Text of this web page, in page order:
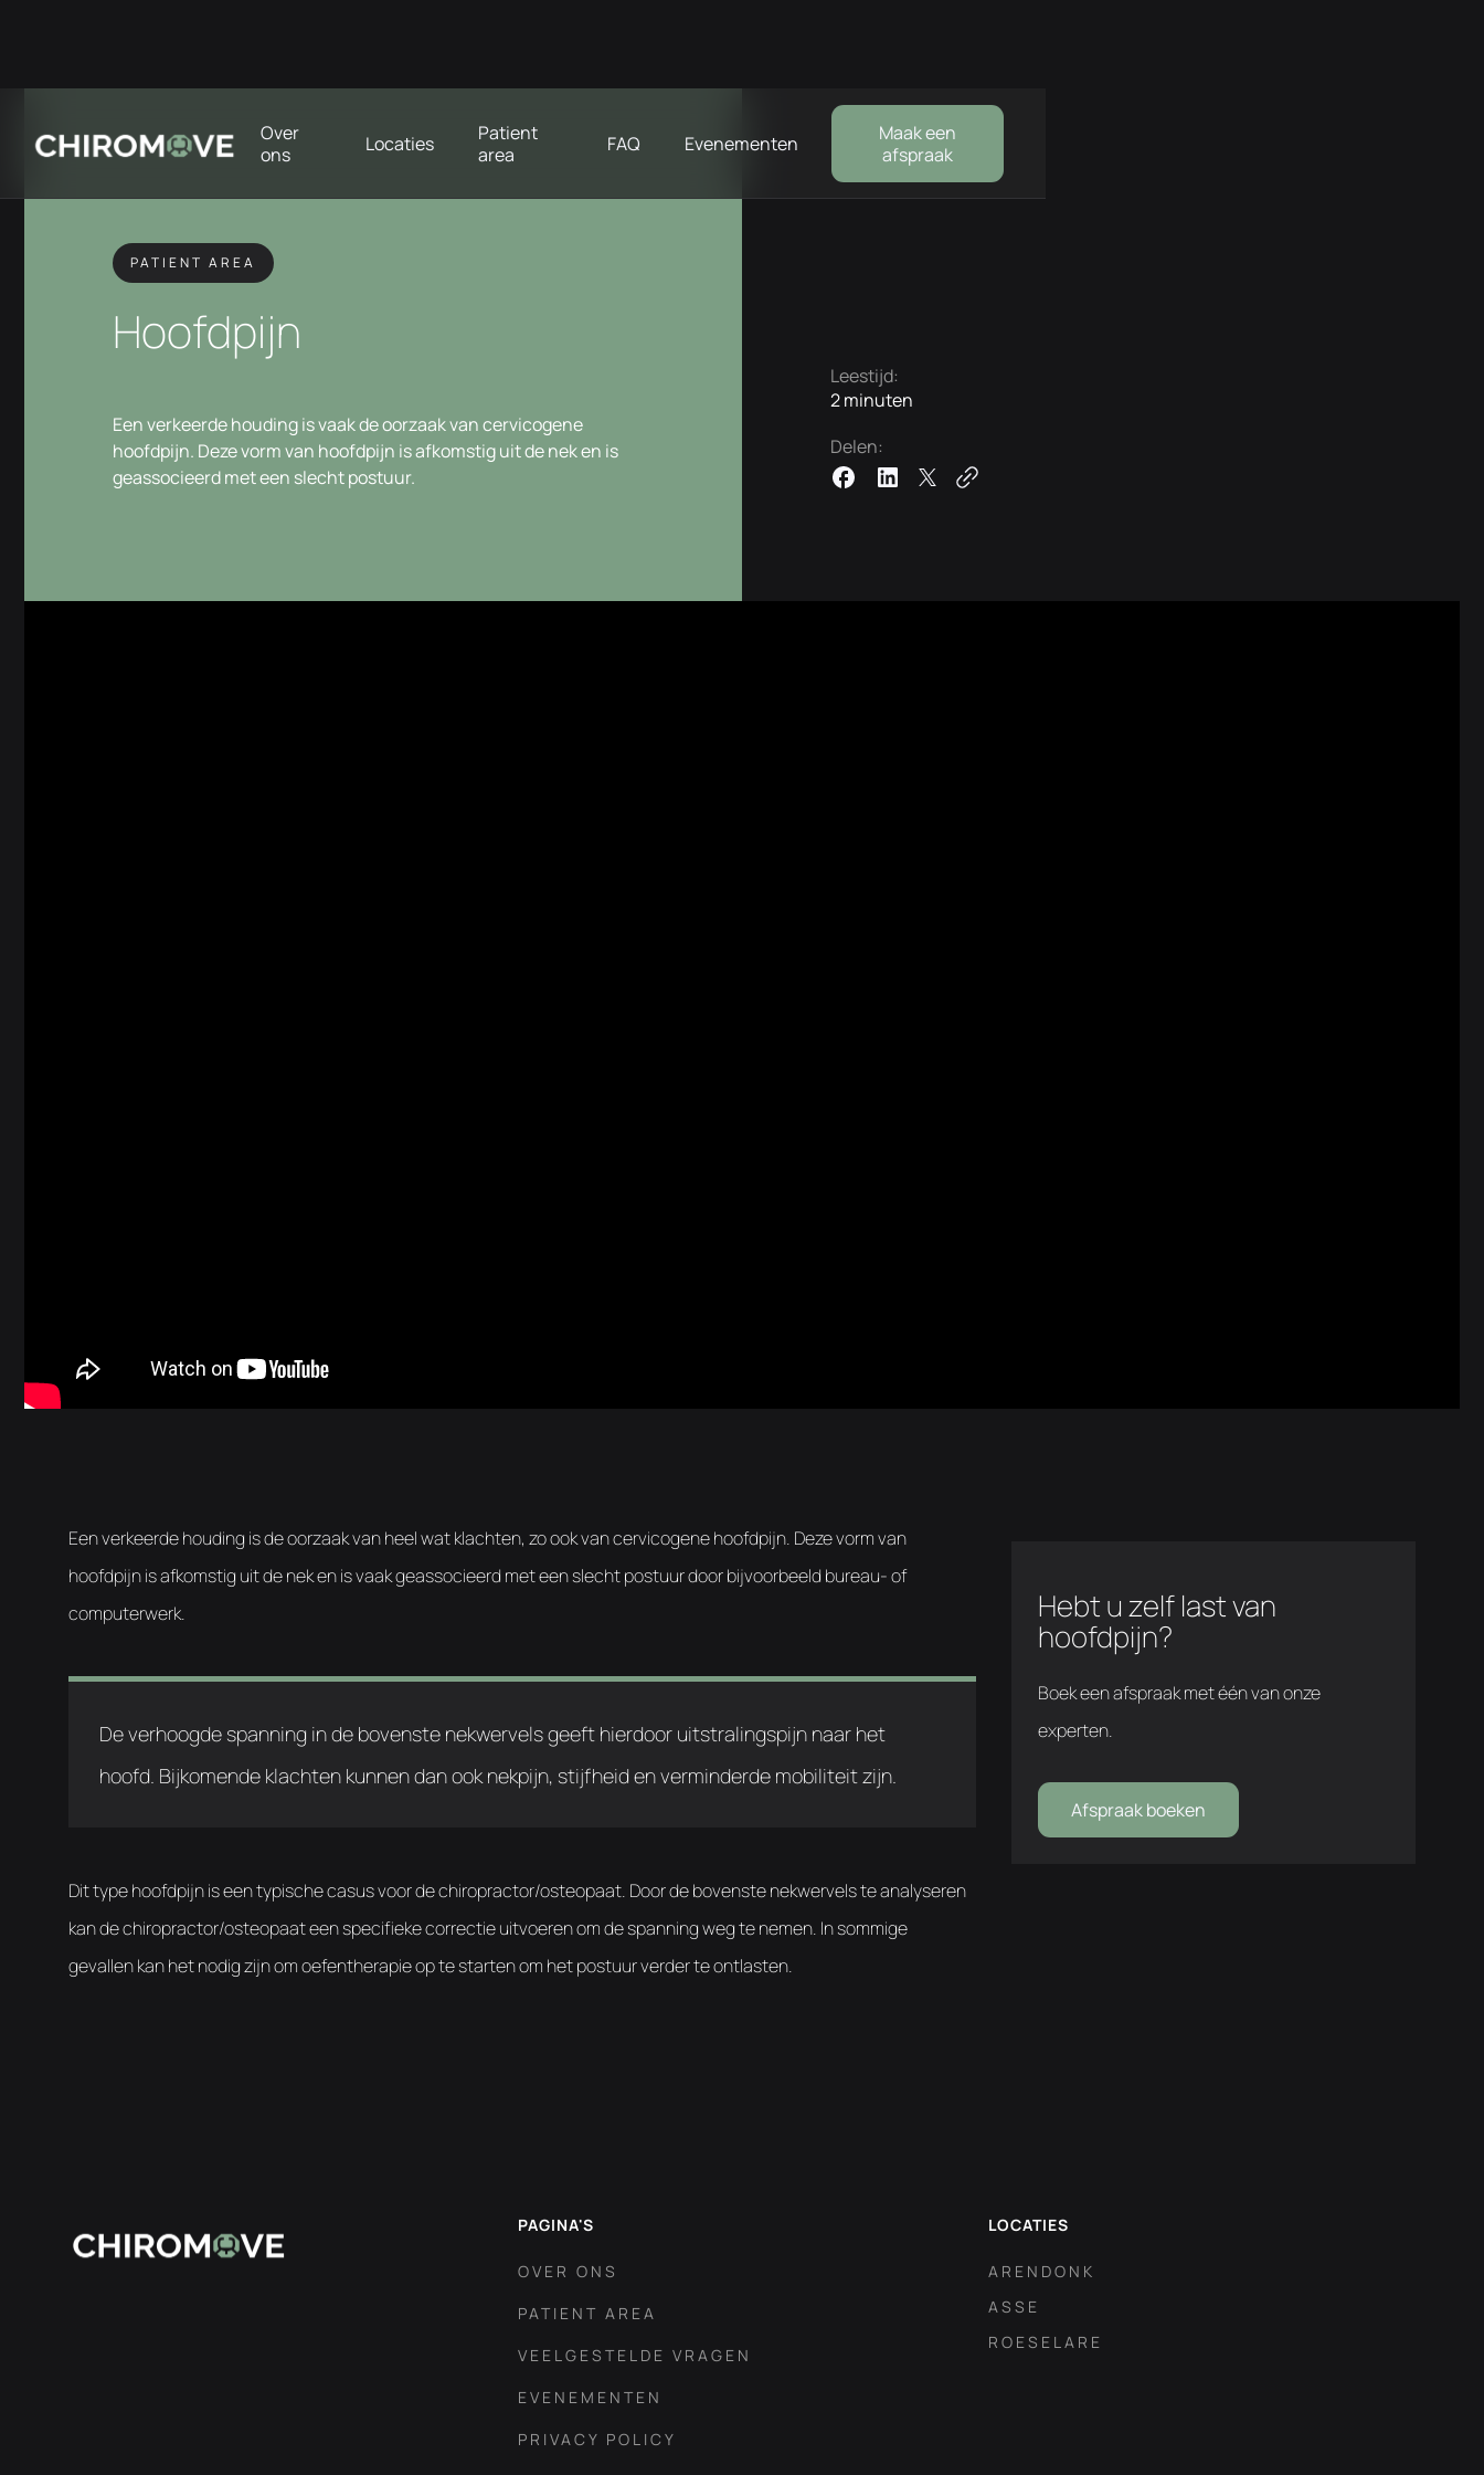
Over
ons
Locaties
Patient
area
FAQ Evenementen
Maak een
afspraak
PATIENT AREA
Hoofdpijn
Een verkeerde houding is vaak de oorzaak van cervicogene
hoofdpijn. Deze vorm van hoofdpijn is afkomstig uit de nek en is
geassocieerd met een slecht postuur.
Leestijd:
2 minuten
Delen:
Een verkeerde houding is de oorzaak van heel wat klachten, zo ook van cervicogene hoofdpijn. Deze vorm van
hoofdpijn is afkomstig uit de nek en is vaak geassocieerd met een slecht postuur door bijvoorbeeld bureau- of
computerwerk.
De verhoogde spanning in de bovenste nekwervels geeft hierdoor uitstralingspijn naar het
hoofd. Bijkomende klachten kunnen dan ook nekpijn, stijfheid en verminderde mobiliteit zijn.
Dit type hoofdpijn is een typische casus voor de chiropractor/osteopaat. Door de bovenste nekwervels te analyseren
kan de chiropractor/osteopaat een specifieke correctie uitvoeren om de spanning weg te nemen. In sommige
gevallen kan het nodig zijn om oefentherapie op te starten om het postuur verder te ontlasten.
Hebt u zelf last van
hoofdpijn?
Boek een afspraak met één van onze
experten.
Afspraak boeken
PAGINA'S
OVER ONS
PATIENT AREA
VEELGESTELDE VRAGEN
EVENEMENTEN
PRIVACY POLICY
LOCATIES
ARENDONK
ASSE
ROESELARE